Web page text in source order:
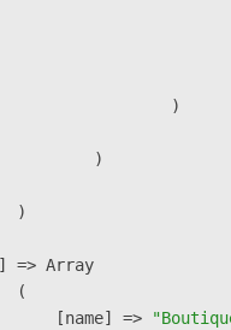
)
)
)
=> Array
(
[name] =>